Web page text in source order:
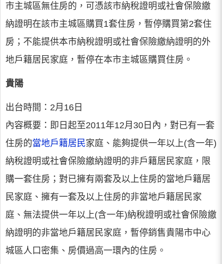
市主城區無住房的，可憑該市納稅證明或社會保險繳
納證明在該市主城區購買1套住房，暫停購買第2套住
房；不能提供本市納稅證明或社會保險繳納證明的外
地戶籍居民家庭，暫停在本市主城區購買住房。
貴陽
出台時間：2月16日
內容概要：即日起至2011年12月30日內，對已有一套
住房的當地戶籍居民家庭、能夠提供一年以上(含一年)
納稅證明或社會保險繳納證明的非戶籍居民家庭，限
購一套住房；對已擁有兩套及以上住房的當地戶籍居
民家庭、擁有一套及以上住房的非當地戶籍居民家
庭、無法提供一年以上(含一年)納稅證明或社會保險繳
納證明的非當地戶籍居民家庭，暫停銷售貴陽市中心
城區人口密集、房價過高一環內的住房。